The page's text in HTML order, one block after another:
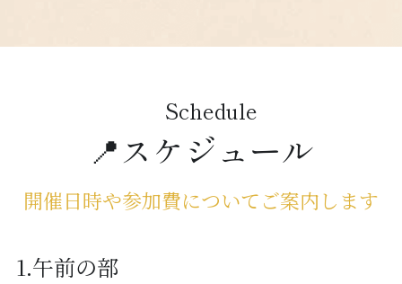
Schedule
📍スケジュール
開催日時や参加費についてご案内します
1.午前の部